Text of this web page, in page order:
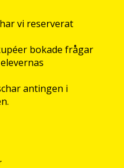
vi reserverat
bokade frågar
antingen i